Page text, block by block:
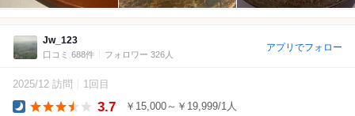
Jw_123
口コミ 688件 フォロワー 326人
アプリでフォロー
2025/12 訪問 1回目
3.7 ￥15,000～￥19,999/1人